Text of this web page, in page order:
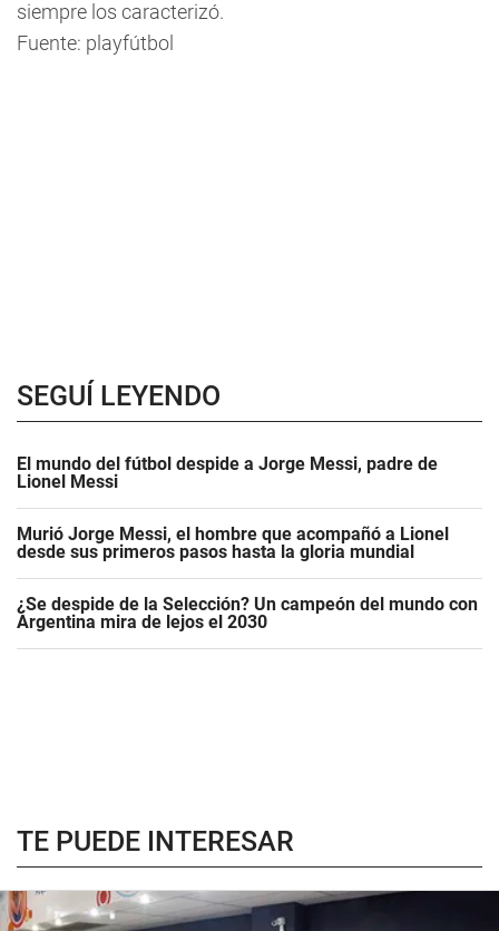
siempre los caracterizó.
Fuente: playfútbol
SEGUÍ LEYENDO
El mundo del fútbol despide a Jorge Messi, padre de
Lionel Messi
Murió Jorge Messi, el hombre que acompañó a Lionel
desde sus primeros pasos hasta la gloria mundial
¿Se despide de la Selección? Un campeón del mundo con
Argentina mira de lejos el 2030
TE PUEDE INTERESAR